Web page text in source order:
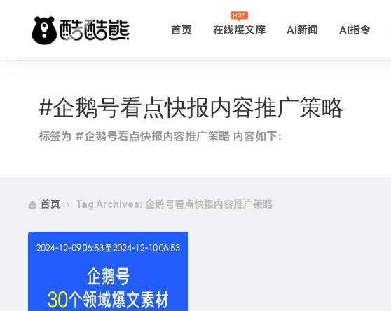
首页 在线爆文库 AI新闻 AI指令
#企鹅号看点快报内容推广策略
标签为 #企鹅号看点快报内容推广策略 内容如下：
首页 Tag Archives: 企鹅号看点快报内容推广策略